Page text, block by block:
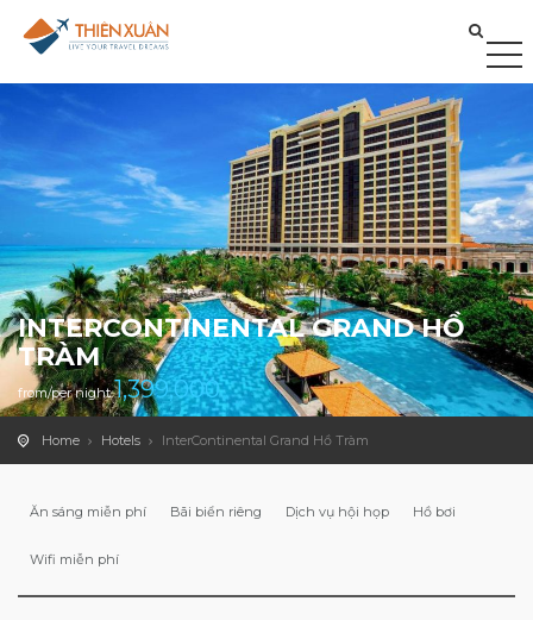
INTERCONTINENTAL GRAND HỒ
TRÀM
from/per night1,399,000
Home Hotels InterContinental Grand Hồ Tràm
Ăn sáng miễn phí Bãi biển riêng Dịch vụ hội họp Hồ bơi
Wifi miễn phí